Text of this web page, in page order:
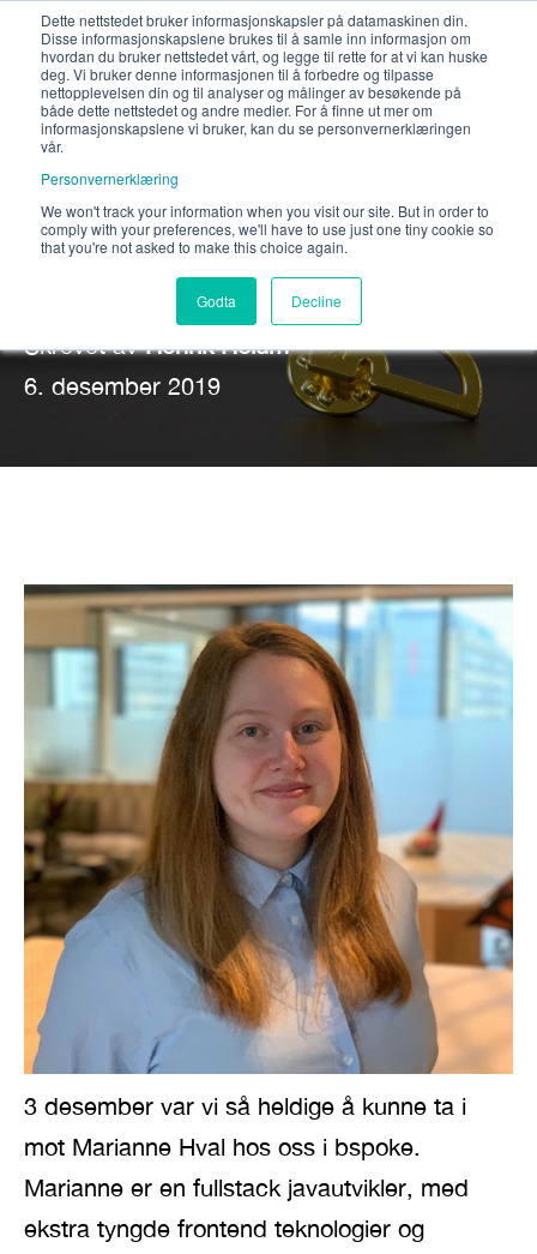
Dette nettstedet bruker informasjonskapsler på datamaskinen din.
Disse informasjonskapslene brukes til å samle inn informasjon om
hvordan du bruker nettstedet vårt, og legge til rette for at vi kan huske
deg. Vi bruker denne informasjonen til å forbedre og tilpasse
nettopplevelsen din og til analyser og målinger av besøkende på
både dette nettstedet og andre medier. For å finne ut mer om
informasjonskapslene vi bruker, kan du se personvernerklæringen
vår.
Personvernerklæring
We won't track your information when you visit our site. But in order to
comply with your preferences, we'll have to use just one tiny cookie so
that you're not asked to make this choice again.
Godta Decline
Velkommen til oss Marianne
Skrevet av Henrik Holum
6. desember 2019
3 desember var vi så heldige å kunne ta i
mot Marianne Hval hos oss i bspoke.
Marianne er en fullstack javautvikler, med
ekstra tyngde frontend teknologier og